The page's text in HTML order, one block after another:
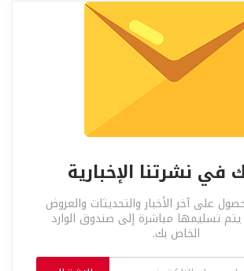
في نشرتنا الإخبارية
على آخر الأخبار والتحديثات والعروض
يتم تسليمها مباشرة إلى صندوق الوارد
الخاص بك.